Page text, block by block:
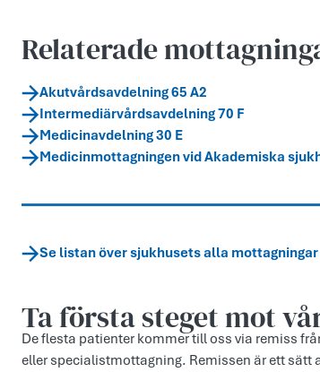
Relaterade
Akutvårdsavdelning 65 A2
Intermediärvårdsavdelning 70 F
Medicinavdelning 30 E
Medicinmottagningen vid Akademiska
Se listan över sjukhusets alla
Ta första steget mot
De flesta patienter kommer till oss via remiss
eller specialistmottagning. Remissen är ett sätt